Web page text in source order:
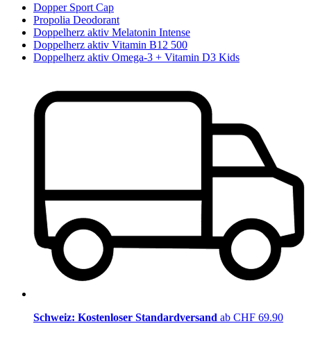
Dopper Sport Cap
Propolia Deodorant
Doppelherz aktiv Melatonin Intense
Doppelherz aktiv Vitamin B12 500
Doppelherz aktiv Omega-3 + Vitamin D3 Kids
Schweiz: Kostenloser Standardversand ab CHF 69.90